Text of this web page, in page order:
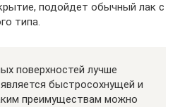
подойдет обычный лак с
типа.
поверхностей лучше
быстросохнущей и
преимуществам можно